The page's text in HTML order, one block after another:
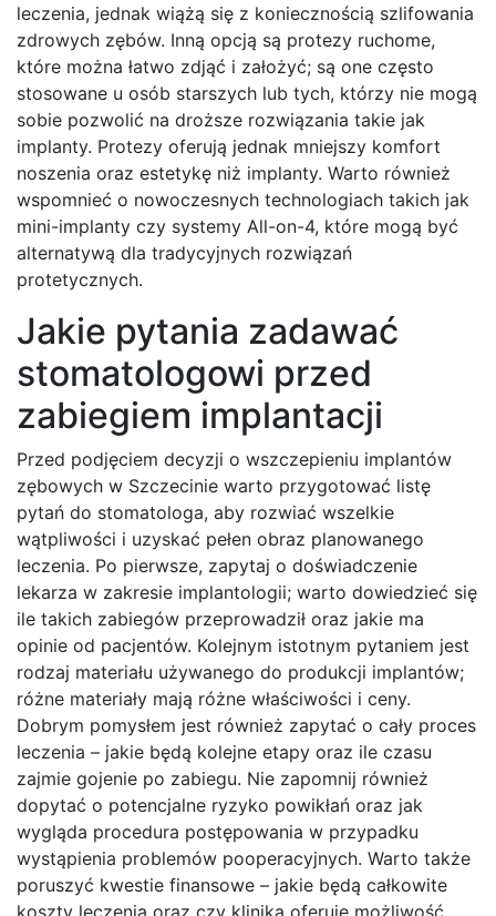
leczenia, jednak wiążą się z koniecznością szlifowania
zdrowych zębów. Inną opcją są protezy ruchome,
które można łatwo zdjąć i założyć; są one często
stosowane u osób starszych lub tych, którzy nie mogą
sobie pozwolić na droższe rozwiązania takie jak
implanty. Protezy oferują jednak mniejszy komfort
noszenia oraz estetykę niż implanty. Warto również
wspomnieć o nowoczesnych technologiach takich jak
mini-implanty czy systemy All-on-4, które mogą być
alternatywą dla tradycyjnych rozwiązań
protetycznych.
Jakie pytania zadawać
stomatologowi przed
zabiegiem implantacji
Przed podjęciem decyzji o wszczepieniu implantów
zębowych w Szczecinie warto przygotować listę
pytań do stomatologa, aby rozwiać wszelkie
wątpliwości i uzyskać pełen obraz planowanego
leczenia. Po pierwsze, zapytaj o doświadczenie
lekarza w zakresie implantologii; warto dowiedzieć się
ile takich zabiegów przeprowadził oraz jakie ma
opinie od pacjentów. Kolejnym istotnym pytaniem jest
rodzaj materiału używanego do produkcji implantów;
różne materiały mają różne właściwości i ceny.
Dobrym pomysłem jest również zapytać o cały proces
leczenia – jakie będą kolejne etapy oraz ile czasu
zajmie gojenie po zabiegu. Nie zapomnij również
dopytać o potencjalne ryzyko powikłań oraz jak
wygląda procedura postępowania w przypadku
wystąpienia problemów pooperacyjnych. Warto także
poruszyć kwestie finansowe – jakie będą całkowite
koszty leczenia oraz czy klinika oferuje możliwość